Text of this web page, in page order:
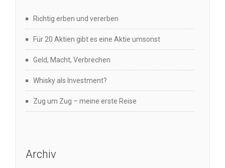
Richtig erben und vererben
Für 20 Aktien gibt es eine Aktie umsonst
Geld, Macht, Verbrechen
Whisky als Investment?
Zug um Zug – meine erste Reise
Archiv